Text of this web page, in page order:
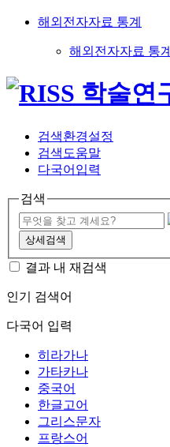
해외전자자료 통계
해외전자자료 통계
검색환경설정
검색도움말
다국어입력
검색
상세검색
결과 내 재검색
인기 검색어
다국어 입력
히라가나
가타카나
중국어
한글고어
그리스문자
프랑스어